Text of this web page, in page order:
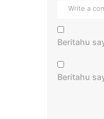
Beritahu
Beritahu